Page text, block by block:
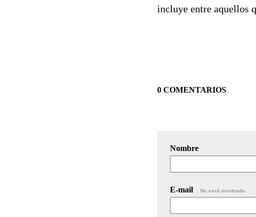
incluye entre aquellos
0 COMENTARIOS
Nombre
E-mail No será mostrado.